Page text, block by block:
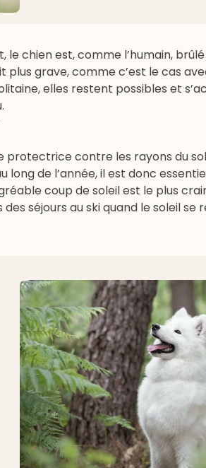
le chien est, comme l’humain,
grave, comme c’est le cas
elles restent possibles et
protectrice contre les rayons du
de l’année, il est donc
coup de soleil est le plus
séjours au ski quand le soleil se